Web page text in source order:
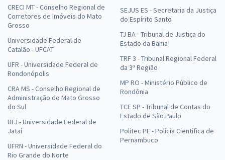
CRECI MT - Conselho Regional de
Corretores de Imóveis do Mato
Grosso
Universidade Federal de
Catalão - UFCAT
UFR - Universidade Federal de
Rondonópolis
CRA MS - Conselho Regional de
Administração do Mato Grosso
do Sul
UFJ - Universidade Federal de
Jataí
UFRN - Universidade Federal do
Rio Grande do Norte
SEJUS ES - Secretaria da Justiça
do Espírito Santo
TJ BA - Tribunal de Justiça do
Estado da Bahia
TRF 3 - Tribunal Regional Federal
da 3ª Região
MP RO - Ministério Público de
Rondônia
TCE SP - Tribunal de Contas do
Estado de São Paulo
Politec PE - Polícia Científica de
Pernambuco